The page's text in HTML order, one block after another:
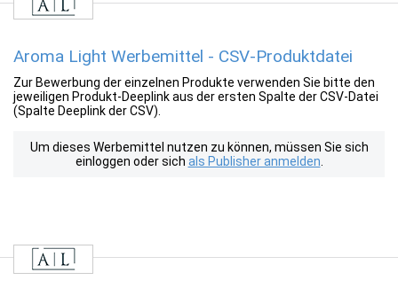
Aroma Light Werbemittel - CSV-Produktdatei
Zur Bewerbung der einzelnen Produkte verwenden Sie bitte den
jeweiligen Produkt-Deeplink aus der ersten Spalte der CSV-Datei
(Spalte Deeplink der CSV).
Um dieses Werbemittel nutzen zu können, müssen Sie sich
einloggen oder sich als Publisher anmelden